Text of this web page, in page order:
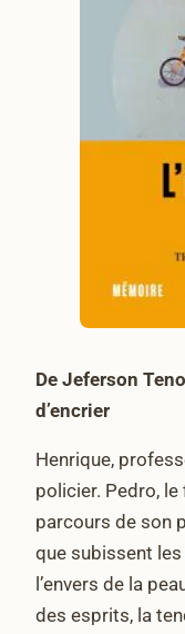
De Jeferson
d’encrier
Henrique,
policier. Pedro,
parcours de son
que subissent
l’envers de la
des esprits, la